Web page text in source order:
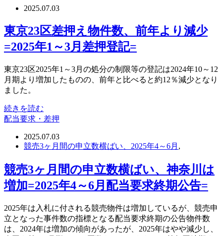
2025.07.03
東京23区差押え物件数、前年より減少
=2025年1～3月差押登記=
東京23区2025年1～3月の処分の制限等の登記は2024年10～12
月期より増加したものの、前年と比べると約12％減少となり
ました。
続きを読む
配当要求・差押
2025.07.03
競売3ヶ月間の申立数横ばい、2025年4～6月 ,
競売3ヶ月間の申立数横ばい、神奈川は
増加=2025年4～6月配当要求終期公告=
2025年は入札に付される競売物件は増加しているが、競売申
立となった事件数の指標となる配当要求終期の公告物件数
は、2024年は増加の傾向があったが、2025年はやや減少し、